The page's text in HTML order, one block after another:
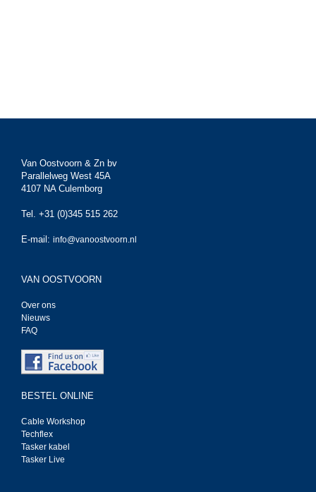
Van Oostvoorn & Zn bv
Parallelweg West 45A
4107 NA Culemborg
Tel. +31 (0)345 515 262
E-mail: info@vanoostvoorn.nl
VAN OOSTVOORN
Over ons
Nieuws
FAQ
BESTEL ONLINE
Cable Workshop
Techflex
Tasker kabel
Tasker Live